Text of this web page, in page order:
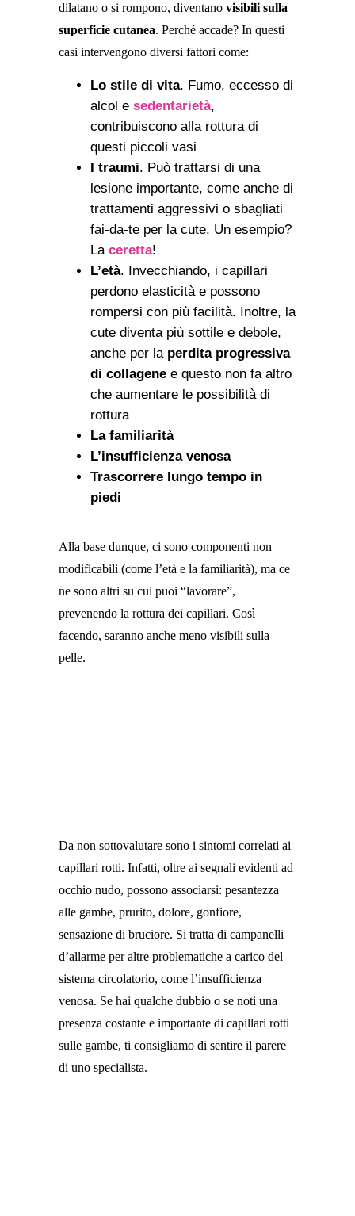
dilatano o si rompono, diventano visibili sulla
superficie cutanea. Perché accade? In questi
casi intervengono diversi fattori come:
Lo stile di vita. Fumo, eccesso di
alcol e sedentarietà,
contribuiscono alla rottura di
questi piccoli vasi
I traumi. Può trattarsi di una
lesione importante, come anche di
trattamenti aggressivi o sbagliati
fai-da-te per la cute. Un esempio?
La ceretta!
L’età. Invecchiando, i capillari
perdono elasticità e possono
rompersi con più facilità. Inoltre, la
cute diventa più sottile e debole,
anche per la perdita progressiva
di collagene e questo non fa altro
che aumentare le possibilità di
rottura
La familiarità
L’insufficienza venosa
Trascorrere lungo tempo in
piedi
Alla base dunque, ci sono componenti non
modificabili (come l’età e la familiarità), ma ce
ne sono altri su cui puoi “lavorare”,
prevenendo la rottura dei capillari. Così
facendo, saranno anche meno visibili sulla
pelle.
Da non sottovalutare sono i sintomi correlati ai
capillari rotti. Infatti, oltre ai segnali evidenti ad
occhio nudo, possono associarsi: pesantezza
alle gambe, prurito, dolore, gonfiore,
sensazione di bruciore. Si tratta di campanelli
d’allarme per altre problematiche a carico del
sistema circolatorio, come l’insufficienza
venosa. Se hai qualche dubbio o se noti una
presenza costante e importante di capillari rotti
sulle gambe, ti consigliamo di sentire il parere
di uno specialista.